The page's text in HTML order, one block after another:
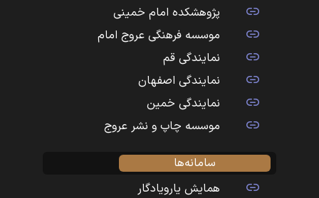
پژوهشکده امام خمینی
موسسه فرهنگی عروج امام
نمایندگی قم
نمایندگی اصفهان
نمایندگی خمین
موسسه چاپ و نشر عروج
سامانه‌ها
همایش یارویادگار